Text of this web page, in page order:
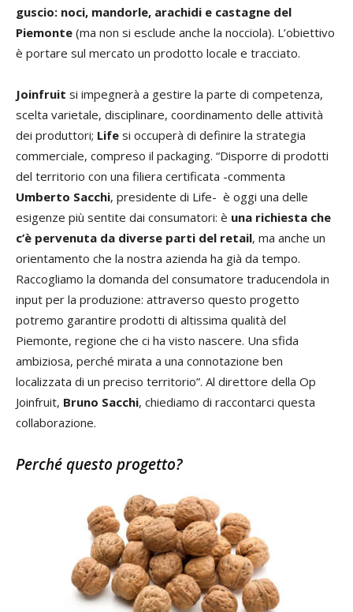
guscio: noci, mandorle, arachidi e castagne del
Piemonte (ma non si esclude anche la nocciola). L’obiettivo
è portare sul mercato un prodotto locale e tracciato.
Joinfruit si impegnerà a gestire la parte di competenza,
scelta varietale, disciplinare, coordinamento delle attività
dei produttori; Life si occuperà di definire la strategia
commerciale, compreso il packaging. “Disporre di prodotti
del territorio con una filiera certificata -commenta
Umberto Sacchi, presidente di Life- è oggi una delle
esigenze più sentite dai consumatori: è una richiesta che
c’è pervenuta da diverse parti del retail, ma anche un
orientamento che la nostra azienda ha già da tempo.
Raccogliamo la domanda del consumatore traducendola in
input per la produzione: attraverso questo progetto
potremo garantire prodotti di altissima qualità del
Piemonte, regione che ci ha visto nascere. Una sfida
ambiziosa, perché mirata a una connotazione ben
localizzata di un preciso territorio”. Al direttore della Op
Joinfruit, Bruno Sacchi, chiediamo di raccontarci questa
collaborazione.
Perché questo progetto?